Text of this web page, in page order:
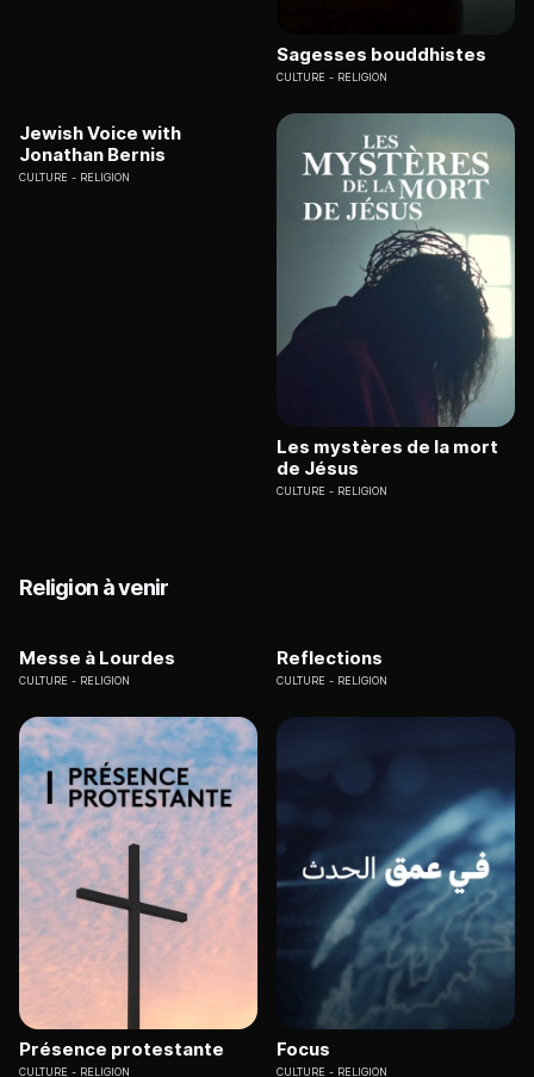
Sagesses bouddhistes
CULTURE RELIGION
Jewish Voice with
Jonathan Bernis
CULTURE RELIGION
Les mystères de la mort
de Jésus
CULTURE RELIGION
Religion à venir
Messe à Lourdes
CULTURE RELIGION
Reflections
CULTURE RELIGION
Présence protestante
CULTURE RELIGION
Focus
CULTURE RELIGION